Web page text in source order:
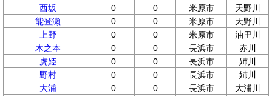
西坂
0 0 米原市
天野川
能登瀬
0 0 米原市
天野川
上野
0 0 米原市
油里川
木之本
0 0 長浜市
赤川
虎姫
0 0 長浜市
姉川
野村
0 0 長浜市
姉川
大浦
0 0 長浜市
大浦川